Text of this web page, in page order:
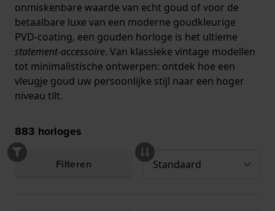
onmiskenbare waarde van echt goud of voor de
betaalbare luxe van een moderne goudkleurige
PVD-coating, een gouden horloge is het ultieme
statement-accessoire. Van klassieke vintage modellen
tot minimalistische ontwerpen: ontdek hoe een
vleugje goud uw persoonlijke stijl naar een hoger
niveau tilt.
883 horloges
Filteren